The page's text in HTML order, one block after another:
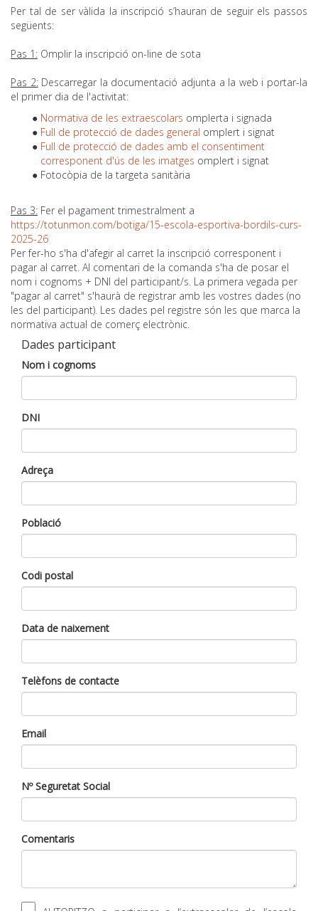
Per tal de ser vàlida la inscripció s’hauran de seguir els passos
següents:
Pas 1: Omplir la inscripció on-line de sota
Pas 2:Descarregar la documentació adjunta a la web i portar-la
el primer dia de l'activitat:
Normativa de les extraescolars omplerta i signada
Full de protecció de dades general omplert i signat
Full de protecció de dades amb el consentiment
corresponent d'ús de les imatges omplert i signat
Fotocòpia de la targeta sanitària
Pas 3: Fer el pagament trimestralment a
https://totunmon.com/botiga/15-escola-esportiva-bordils-curs-
2025-26
Per fer-ho s'ha d'afegir al carret la inscripció corresponent i
pagar al carret. Al comentari de la comanda s'ha de posar el
nom i cognoms + DNI del participant/s. La primera vegada per
"pagar al carret" s'haurà de registrar amb les vostres dades (no
les del participant). Les dades pel registre són les que marca la
normativa actual de comerç electrònic.
Dades participant
Nom i cognoms
DNI
Adreça
Població
Codi postal
Data de naixement
Telèfons de contacte
Email
Nº Seguretat Social
Comentaris